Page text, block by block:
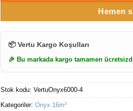
Hemen
📦 Vertu Kargo Koşulları
🎉 Bu markada kargo tamamen
Stok kodu: VertuOnyx6000-4
Kategoriler: Onyx 16m²